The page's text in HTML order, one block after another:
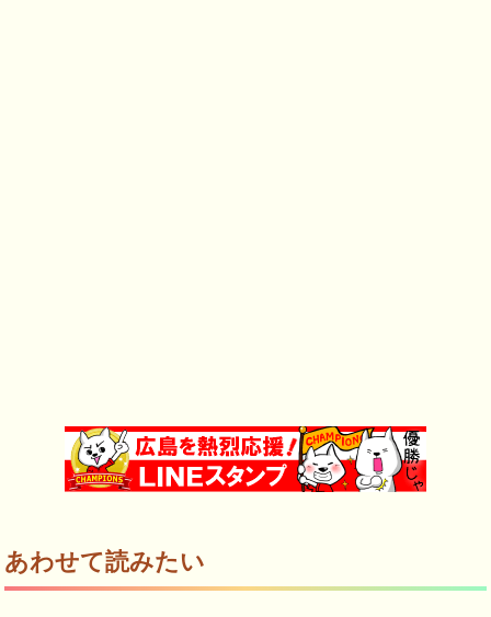
あわせて読みたい